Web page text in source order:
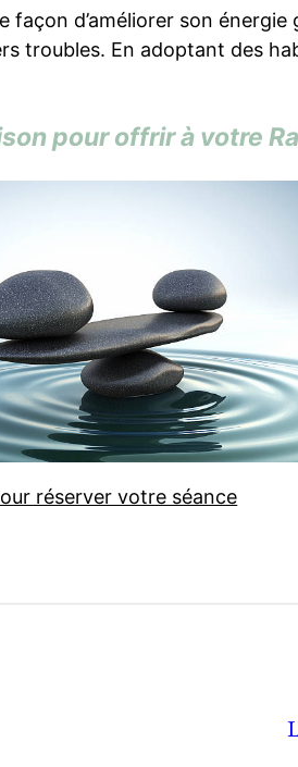
d’améliorer son
troubles. En adoptant des
pour offrir à votre
réserver votre séance